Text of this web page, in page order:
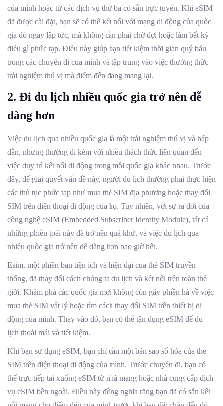
của mình hoặc từ các dịch vụ thứ ba có sẵn trực tuyến. Khi eSIM
đã được cài đặt, bạn sẽ có thể kết nối với mạng di động của quốc
gia đó ngay lập tức, mà không cần phải chờ đợi hoặc làm bất kỳ
điều gì phức tạp. Điều này giúp bạn tiết kiệm thời gian quý báu
trong các chuyến đi của mình và tập trung vào việc thưởng thức
trải nghiệm thú vị mà điểm đến đang mang lại.
2. Đi du lịch nhiều quốc gia trở nên dễ
dàng hơn
Việc du lịch qua nhiều quốc gia là một trải nghiệm thú vị và hấp
dẫn, nhưng thường đi kèm với nhiều thách thức liên quan đến
việc duy trì kết nối di động trong mỗi quốc gia khác nhau. Trước
đây, để giải quyết vấn đề này, người du lịch thường phải thực hiện
các thủ tục phức tạp như mua thẻ SIM địa phương hoặc thay đổi
SIM trên điện thoại di động của họ. Tuy nhiên, với sự ra đời của
công nghệ eSIM (Embedded Subscriber Identity Module), tất cả
những phiền toái này đã trở nên quá khứ, và việc du lịch qua
nhiều quốc gia trở nên dễ dàng hơn bao giờ hết.
Esim, một phiên bản tiện ích và hiện đại của thẻ SIM truyền
thống, đã thay đổi cách chúng ta du lịch và kết nối trên toàn thế
giới. Khám phá các quốc gia mới không còn gây phiền hà về việc
mua thẻ SIM vật lý hoặc tìm cách thay đổi SIM trên thiết bị di
động của mình. Thay vào đó, bạn có thể tận dụng eSIM để du
lịch thoải mái và tiết kiệm.
Khi bạn sử dụng eSIM, bạn chỉ cần một bản sao số hóa của thẻ
SIM trên điện thoại di động của mình. Trước chuyến đi, bạn có
thể trực tiếp tải xuống eSIM từ nhà mạng hoặc nhà cung cấp dịch
vụ eSIM bên ngoài. Điều này đồng nghĩa rằng bạn đã có sẵn kết